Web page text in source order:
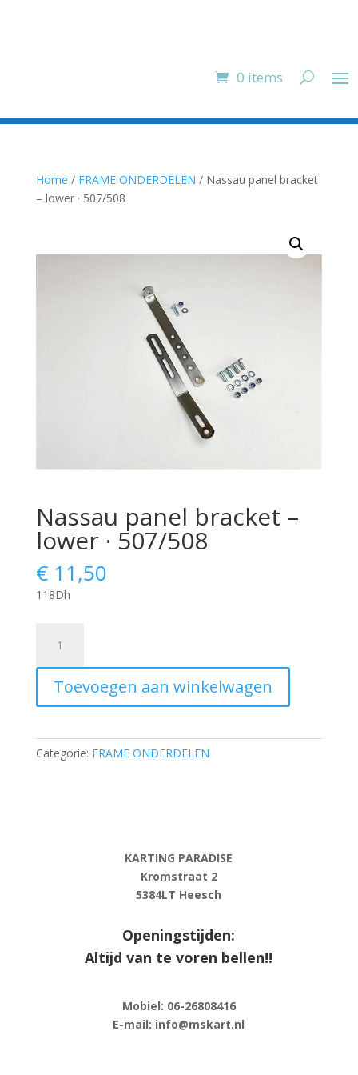
0 items
Home / FRAME ONDERDELEN / Nassau panel bracket
– lower · 507/508
Nassau panel bracket –
lower · 507/508
€11,50
118Dh
panel
bracket
lower
507/508
aantal
Toevoegen aan winkelwagen
Categorie: FRAME ONDERDELEN
KARTING PARADISE
Kromstraat 2
5384LT Heesch
Openingstijden:
Altijd van te voren bellen!!
Mobiel: 06-26808416
E-mail: info@mskart.nl